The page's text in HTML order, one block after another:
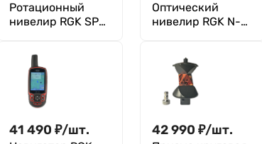
Ротационный
нивелир RGK SP-
Оптический
нивелир RGK N-
41 490 ₽/шт. 42 990 ₽/шт.